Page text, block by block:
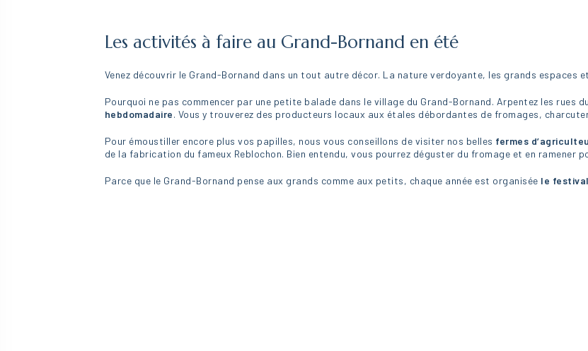
Les activités à faire au Grand-Bornand en été
Venez découvrir le Grand-Bornand dans un tout autre décor. La nature verdoyante, les grands espaces
Pourquoi ne pas commencer par une petite balade dans le village du Grand-Bornand. Arpentez les rues
hebdomadaire. Vous y trouverez des producteurs locaux aux étales débordantes de fromages,
Pour émoustiller encore plus vos papilles, nous vous conseillons de visiter nos belles fermes
de la fabrication du fameux Reblochon. Bien entendu, vous pourrez déguster du fromage et en ramener
Parce que le Grand-Bornand pense aux grands comme aux petits, chaque année est organisée le